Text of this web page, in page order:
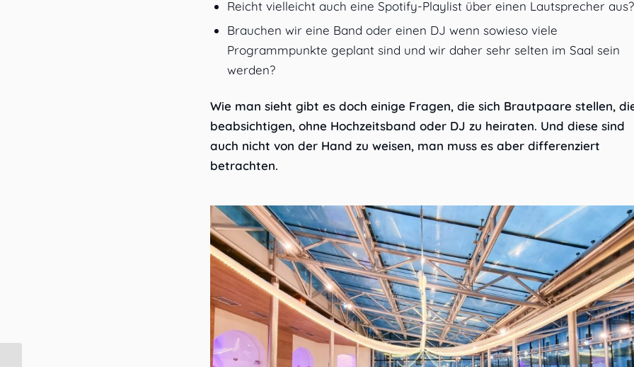
Reicht vielleicht auch eine Spotify-Playlist über einen Lautsprecher aus?
Brauchen wir eine Band oder einen DJ wenn sowieso viele
Programmpunkte geplant sind und wir daher sehr selten im Saal sein
werden?
Wie man sieht gibt es doch einige Fragen, die sich Brautpaare stellen,
beabsichtigen, ohne Hochzeitsband oder DJ zu heiraten. Und diese sind
auch nicht von der Hand zu weisen, man muss es aber differenziert
betrachten.